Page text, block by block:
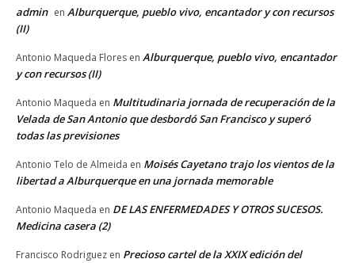
admin en Alburquerque, pueblo vivo, encantador y con recursos
(II)
Antonio Maqueda Flores en Alburquerque, pueblo vivo, encantador
y con recursos (II)
Antonio Maqueda en Multitudinaria jornada de recuperación de la
Velada de San Antonio que desbordó San Francisco y superó
todas las previsiones
Antonio Telo de Almeida en Moisés Cayetano trajo los vientos de la
libertad a Alburquerque en una jornada memorable
Antonio Maqueda en DE LAS ENFERMEDADES Y OTROS SUCESOS.
Medicina casera (2)
Francisco Rodriguez en Precioso cartel de la XXIX edición del